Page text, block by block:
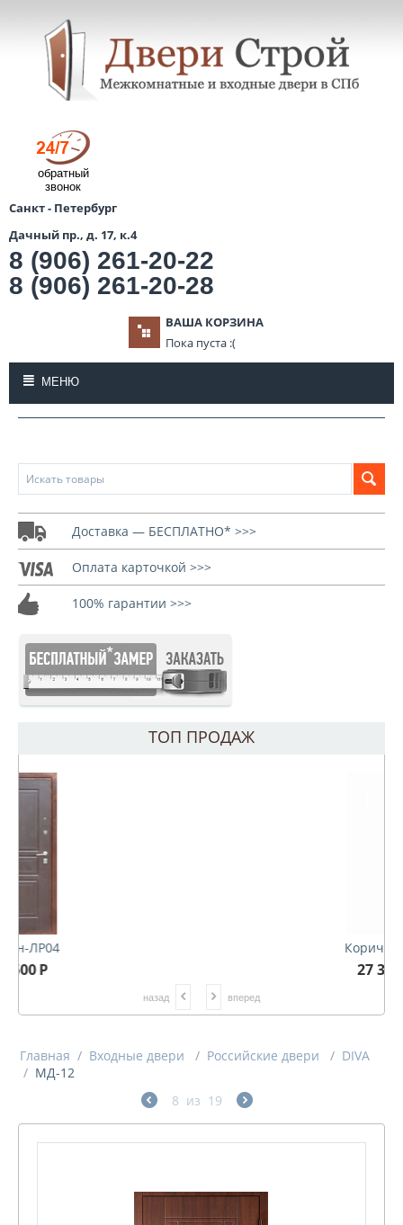
обратный
звонок
Санкт - Петербург
Дачный пр., д. 17, к.4
8 (906) 261-20-22
8 (906) 261-20-28
ВАША КОРЗИНА
Пока пуста :(
МЕНЮ
Доставка — БЕСПЛАТНО* >>>
Оплата карточкой >>>
100% гарантии >>>
ТОП ПРОДАЖ
назад вперед
Главная / Входные двери / Российские двери / DIVA
/ МД-12
8 из 19